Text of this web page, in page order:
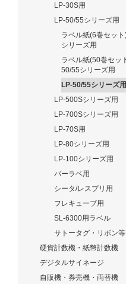
LP-30S用
LP-50/55シリーズ用
ラベル紙(6巻セッ
シリーズ用
ラベル紙(50巻セッ
50/55シリーズ用
LP-50/55シリーズ
LP-500Sシリーズ用
LP-700Sシリーズ用
LP-70S用
LP-80シリーズ用
LP-100シリーズ用
バーラベ用
シータ/レスプリ用
フレキューブ用
SL-6300用ラベル
サトータグ・リボン等
硬貨計数機・紙幣計数機
デジタルサイネージ
自販機・券売機・両替機